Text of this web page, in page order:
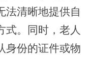
法清晰地提供自
式。同时，老人
身份的证件或物